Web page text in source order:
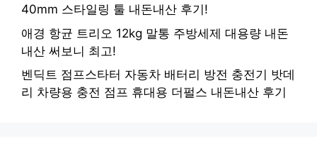
40mm 스타일링 툴 내돈내산 후기!
애경 항균 트리오 12kg 말통 주방세제 대용량 내돈
내산 써보니 최고!
벤딕트 점프스타터 자동차 배터리 방전 충전기 밧데
리 차량용 충전 점프 휴대용 더펄스 내돈내산 후기